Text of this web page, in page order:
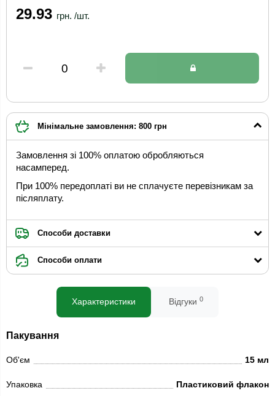
29.93 грн. /шт.
Мінімальне замовлення: 800 грн
Замовлення зі 100% оплатою обробляються
насамперед.
При 100% передоплаті ви не сплачуєте перевізникам за
післяплату.
Способи доставки
Способи оплати
Характеристики Відгуки 0
Пакування
Об'єм 15 мл
Упаковка Пластиковий флакон